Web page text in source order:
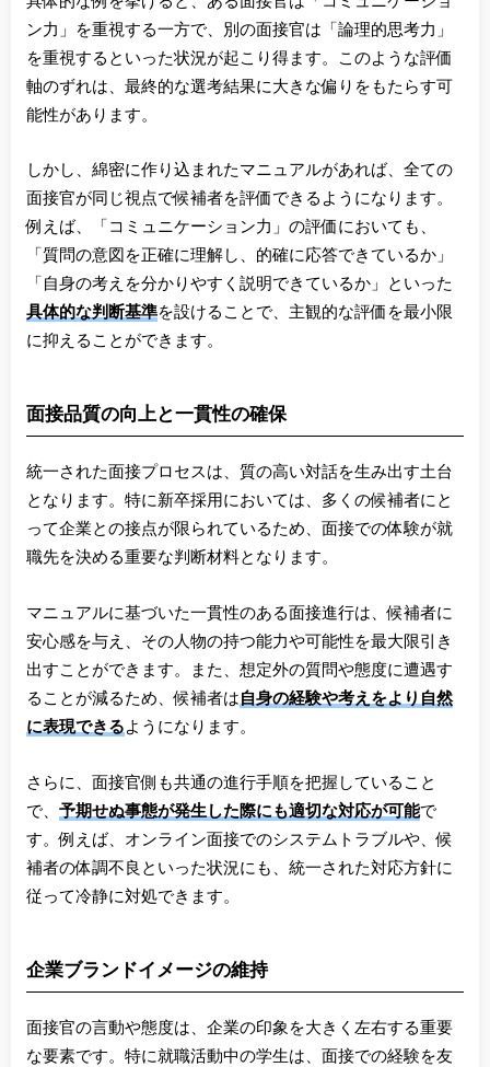
ン力」を重視する一方で、別の面接官は「論理的思考力」
を重視するといった状況が起こり得ます。このような評価
軸のずれは、最終的な選考結果に大きな偏りをもたらす可
能性があります。
しかし、綿密に作り込まれたマニュアルがあれば、全ての
面接官が同じ視点で候補者を評価できるようになります。
例えば、「コミュニケーション力」の評価においても、
「質問の意図を正確に理解し、的確に応答できているか」
「自身の考えを分かりやすく説明できているか」といった
具体的な判断基準を設けることで、主観的な評価を最小限
に抑えることができます。
面接品質の向上と一貫性の確保
統一された面接プロセスは、質の高い対話を生み出す土台
となります。特に新卒採用においては、多くの候補者にと
って企業との接点が限られているため、面接での体験が就
職先を決める重要な判断材料となります。
マニュアルに基づいた一貫性のある面接進行は、候補者に
安心感を与え、その人物の持つ能力や可能性を最大限引き
出すことができます。また、想定外の質問や態度に遭遇す
ることが減るため、候補者は 自身の経験や考えをより自然
に表現できるようになります。
さらに、面接官側も共通の進行手順を把握していること
で、 予期せぬ事態が発生した際にも適切な対応が可能で
す。例えば、オンライン面接でのシステムトラブルや、候
補者の体調不良といった状況にも、統一された対応方針に
従って冷静に対処できます。
企業ブランドイメージの維持
面接官の言動や態度は、企業の印象を大きく左右する重要
な要素です。特に就職活動中の学生は、面接での経験を友